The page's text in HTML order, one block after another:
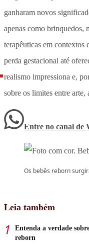
ganharam novos
apenas como brinquedos,
terapêuticas em
perda gestacional até
realismo impressiona e,
sobre os limites entre arte,
Entre no canal de
Os bebês reborn
Leia também
Entenda a verdade
reborn